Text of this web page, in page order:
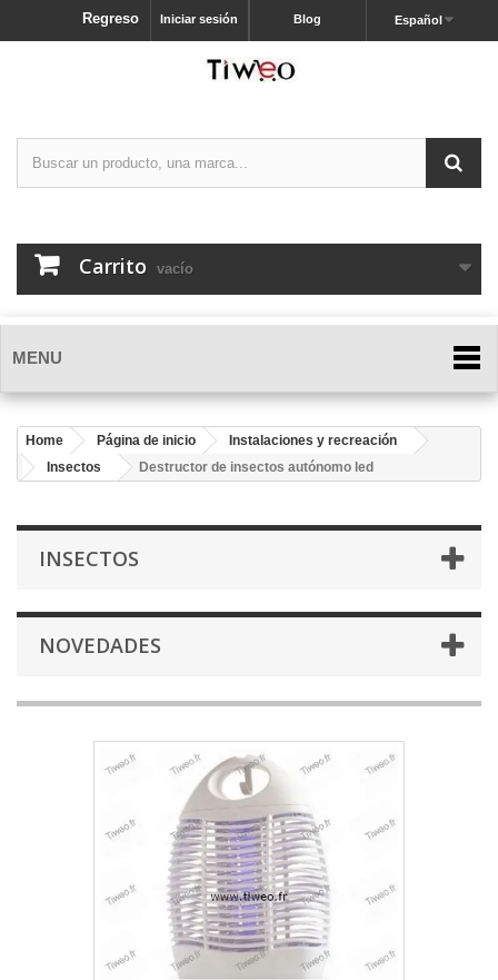
Español
Blog
Iniciar sesión
Regreso
Carrito vacío
MENU
Home Página de inicio
Instalaciones y recreación
Insectos
Destructor de insectos autónomo led
INSECTOS
NOVEDADES